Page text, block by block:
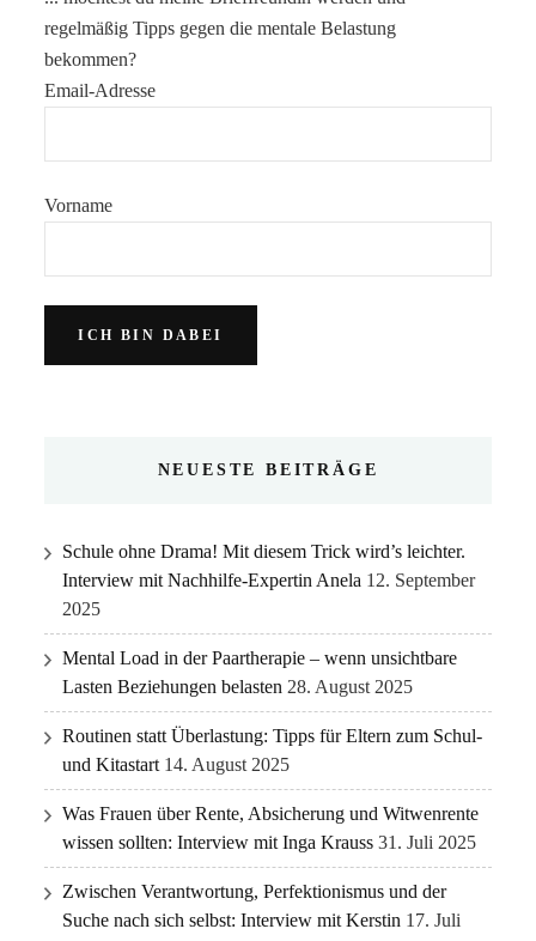
regelmäßig Tipps gegen die mentale Belastung
bekommen?
Email-Adresse
Vorname
NEUESTE BEITRÄGE
Schule ohne Drama! Mit diesem Trick wird’s leichter.
Interview mit Nachhilfe-Expertin Anela 12. September
2025
Mental Load in der Paartherapie – wenn unsichtbare
Lasten Beziehungen belasten 28. August 2025
Routinen statt Überlastung: Tipps für Eltern zum Schul-
und Kitastart 14. August 2025
Was Frauen über Rente, Absicherung und Witwenrente
wissen sollten: Interview mit Inga Krauss 31. Juli 2025
Zwischen Verantwortung, Perfektionismus und der
Suche nach sich selbst: Interview mit Kerstin 17. Juli